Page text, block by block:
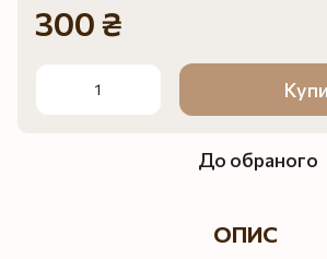
300 ₴
До обраного
ОПИС